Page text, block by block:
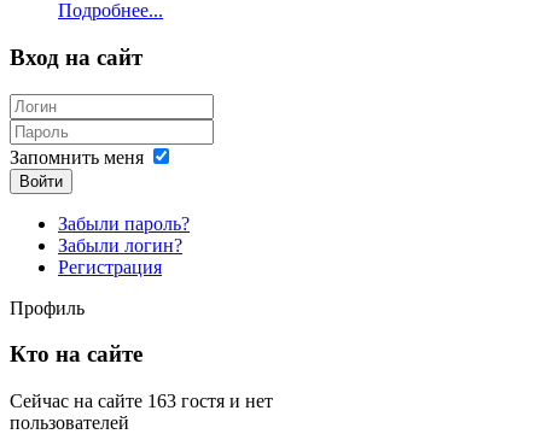
Подробнее...
Вход на сайт
Запомнить меня
Войти
Забыли пароль?
Забыли логин?
Регистрация
Профиль
Кто на сайте
Сейчас на сайте 163 гостя и нет
пользователей